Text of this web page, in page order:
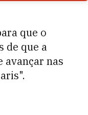
que o
de que a
avançar nas